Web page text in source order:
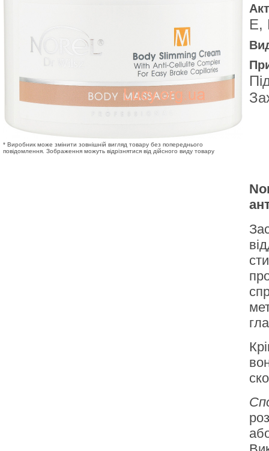
* Виробник може змінити зовнішній вигляд товару без попереднього
повідомлення. Зображення можуть відрізнятися від дійсного виду товару
Е,